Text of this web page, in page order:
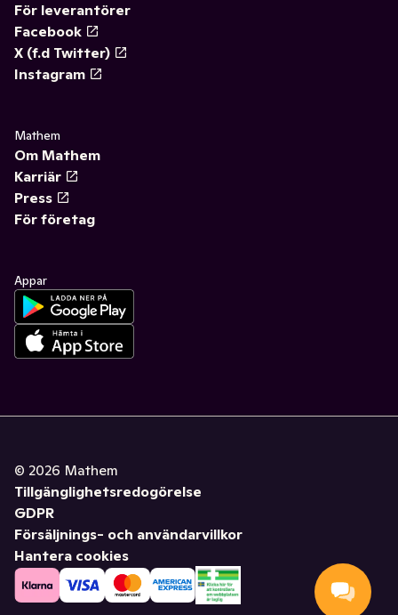
För leverantörer
Facebook
X (f.d Twitter)
Instagram
Mathem
Om Mathem
Karriär
Press
För företag
Appar
© 2026 Mathem
Tillgänglighetsredogörelse
GDPR
Försäljnings- och användarvillkor
Hantera cookies